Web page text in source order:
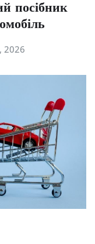
посібник
2026